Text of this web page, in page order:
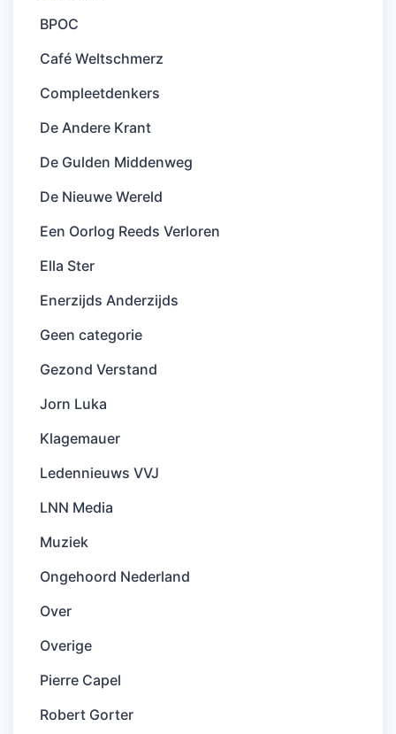
BPOC
Café Weltschmerz
Compleetdenkers
De Andere Krant
De Gulden Middenweg
De Nieuwe Wereld
Een Oorlog Reeds Verloren
Ella Ster
Enerzijds Anderzijds
Geen categorie
Gezond Verstand
Jorn Luka
Klagemauer
Ledennieuws VVJ
LNN Media
Muziek
Ongehoord Nederland
Over
Overige
Pierre Capel
Robert Gorter